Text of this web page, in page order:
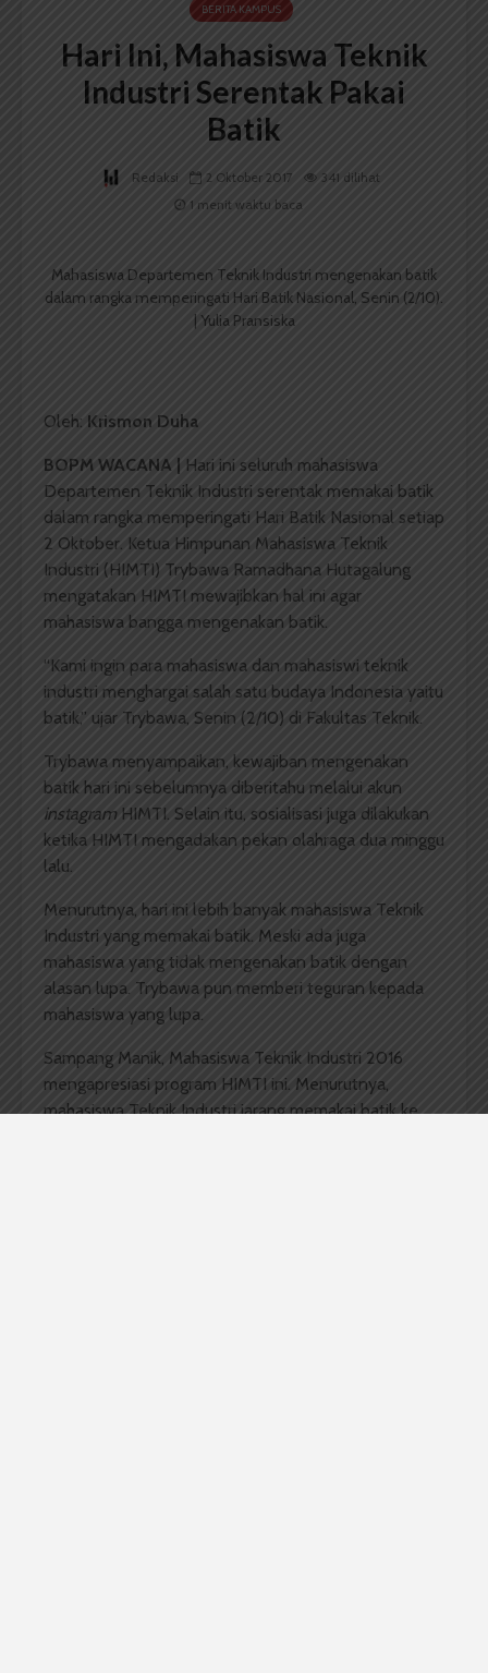
BERITA KAMPUS
Hari Ini, Mahasiswa Teknik
Industri Serentak Pakai
Batik
Redaksi 2 Oktober 2017
341 dilihat
1 menit waktu baca
Mahasiswa Departemen Teknik Industri mengenakan batik
dalam rangka memperingati Hari Batik Nasional, Senin (2/10).
| Yulia Pransiska
Oleh: Krismon Duha
BOPM WACANA |
Hari ini seluruh mahasiswa
Departemen Teknik Industri serentak memakai batik
dalam rangka memperingati Hari Batik Nasional setiap
2 Oktober. Ketua Himpunan Mahasiswa Teknik
Industri (HIMTI) Trybawa Ramadhana Hutagalung
mengatakan HIMTI mewajibkan hal ini agar
mahasiswa bangga mengenakan batik.
“Kami ingin para mahasiswa dan mahasiswi teknik
industri menghargai salah satu budaya Indonesia yaitu
batik,” ujar Trybawa, Senin (2/10) di Fakultas Teknik.
Trybawa menyampaikan, kewajiban mengenakan
batik hari ini sebelumnya diberitahu melalui akun
instagramHIMTI. Selain itu, sosialisasi juga dilakukan
ketika HIMTI mengadakan pekan olahraga dua minggu
lalu.
Menurutnya, hari ini lebih banyak mahasiswa Teknik
Industri yang memakai batik. Meski ada juga
mahasiswa yang tidak mengenakan batik dengan
alasan lupa. Trybawa pun memberi teguran kepada
mahasiswa yang lupa.
Sampang Manik, Mahasiswa Teknik Industri 2016
mengapresiasi program HIMTI ini. Menurutnya,
mahasiswa Teknik Industri jarang memakai batik ke